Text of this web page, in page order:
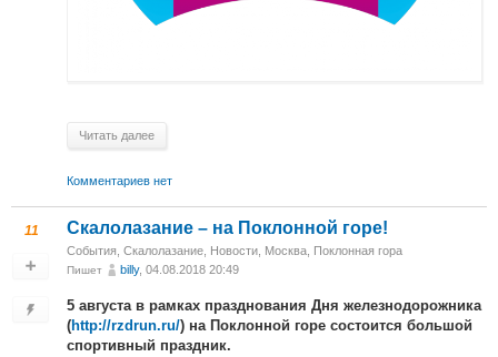
Читать далее
Комментариев нет
11 Скалолазание – на Поклонной горе!
События Скалолазание Новости Москва, Поклонная гора
Пишет billy, 04.08.2018 20:49
5 августа в рамках празднования Дня железнодорожника
(http://rzdrun.ru/) на Поклонной горе состоится большой
спортивный праздник.